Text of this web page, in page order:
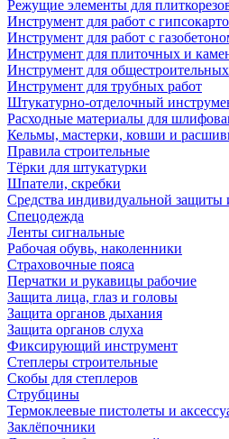
Режущие элементы для
Инструмент для работ с
Инструмент для работ с
Инструмент для плиточных и
Инструмент для
Инструмент для трубных работ
Штукатурно-отделочный
Расходные материалы для
Кельмы, мастерки, ковши и
Правила строительные
Тёрки для штукатурки
Шпатели, скребки
Средства индивидуальной защиты
Спецодежда
Ленты сигнальные
Рабочая обувь, наколенники
Страховочные пояса
Перчатки и рукавицы рабочие
Защита лица, глаз и головы
Защита органов дыхания
Защита органов слуха
Фиксирующий инструмент
Степлеры строительные
Скобы для степлеров
Струбцины
Термоклеевые пистолеты и
Заклёпочники